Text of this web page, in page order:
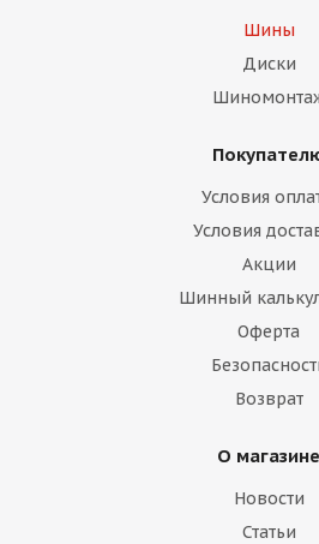
Шины
Диски
Условия
Условия
Акции
Шинный
Оферта
Возврат
О магазине
Новости
Статьи